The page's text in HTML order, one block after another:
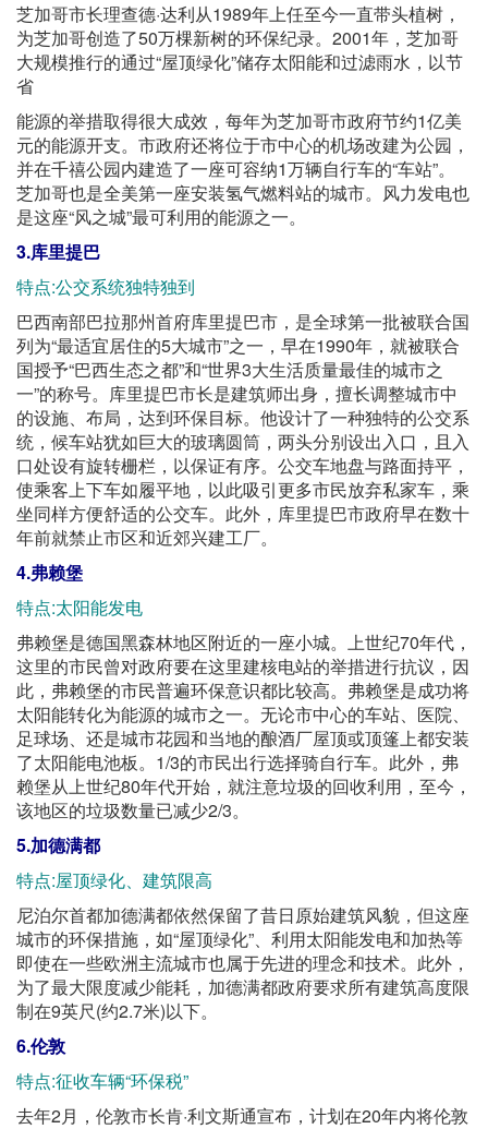
芝加哥市长理查德·达利从1989年上任至今一直带头植树，
为芝加哥创造了50万棵新树的环保纪录。2001年，芝加哥
大规模推行的通过“屋顶绿化”储存太阳能和过滤雨水，以节
省
能源的举措取得很大成效，每年为芝加哥市政府节约1亿美
元的能源开支。市政府还将位于市中心的机场改建为公园，
并在千禧公园内建造了一座可容纳1万辆自行车的“车站”。
芝加哥也是全美第一座安装氢气燃料站的城市。风力发电也
是这座“风之城”最可利用的能源之一。
3.库里提巴
特点:公交系统独特独到
巴西南部巴拉那州首府库里提巴市，是全球第一批被联合国
列为“最适宜居住的5大城市”之一，早在1990年，就被联合
国授予“巴西生态之都”和“世界3大生活质量最佳的城市之
一”的称号。库里提巴市长是建筑师出身，擅长调整城市中
的设施、布局，达到环保目标。他设计了一种独特的公交系
统，候车站犹如巨大的玻璃圆筒，两头分别设出入口，且入
口处设有旋转栅栏，以保证有序。公交车地盘与路面持平，
使乘客上下车如履平地，以此吸引更多市民放弃私家车，乘
坐同样方便舒适的公交车。此外，库里提巴市政府早在数十
年前就禁止市区和近郊兴建工厂。
4.弗赖堡
特点:太阳能发电
弗赖堡是德国黑森林地区附近的一座小城。上世纪70年代，
这里的市民曾对政府要在这里建核电站的举措进行抗议，因
此，弗赖堡的市民普遍环保意识都比较高。弗赖堡是成功将
太阳能转化为能源的城市之一。无论市中心的车站、医院、
足球场、还是城市花园和当地的酿酒厂屋顶或顶篷上都安装
了太阳能电池板。1/3的市民出行选择骑自行车。此外，弗
赖堡从上世纪80年代开始，就注意垃圾的回收利用，至今，
该地区的垃圾数量已减少2/3。
5.加德满都
特点:屋顶绿化、建筑限高
尼泊尔首都加德满都依然保留了昔日原始建筑风貌，但这座
城市的环保措施，如“屋顶绿化”、利用太阳能发电和加热等
即使在一些欧洲主流城市也属于先进的理念和技术。此外，
为了最大限度减少能耗，加德满都政府要求所有建筑高度限
制在9英尺(约2.7米)以下。
6.伦敦
特点:征收车辆“环保税”
去年2月，伦敦市长肯·利文斯通宣布，计划在20年内将伦敦